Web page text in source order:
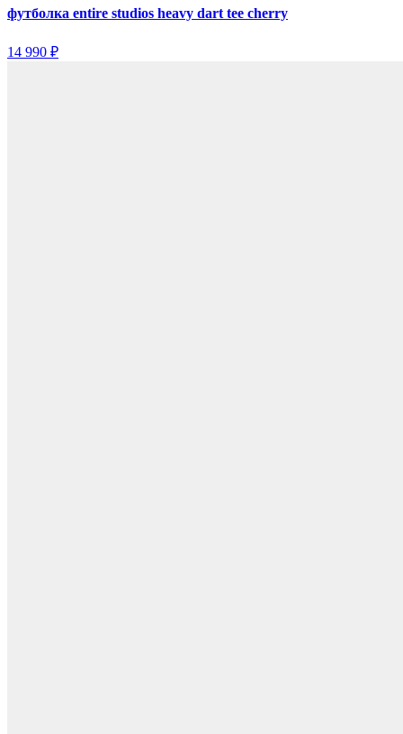
футболка entire studios heavy dart tee cherry
14 990 ₽